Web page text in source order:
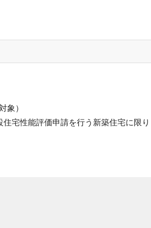
象）
住宅性能評価申請を行う新築住宅に限